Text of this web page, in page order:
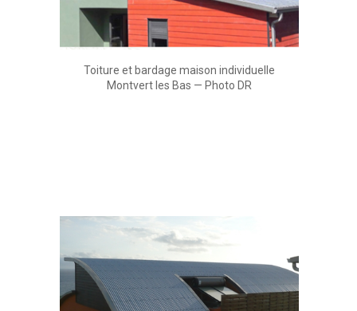
Toiture et bardage maison individuelle
Montvert les Bas — Photo DR